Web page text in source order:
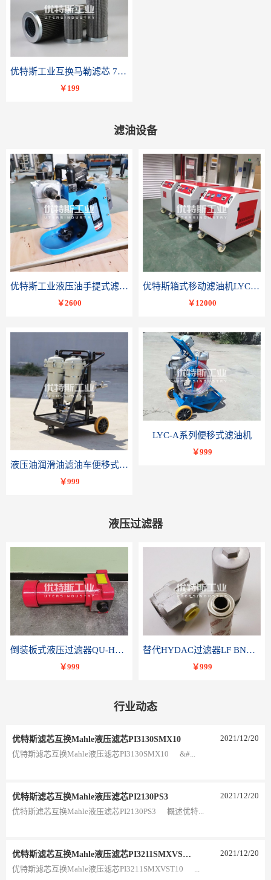
优特斯工业互换马勒滤芯 77681075PI8508 DRG 100
￥199
滤油设备
优特斯工业液压油手提式滤油机BLYJ系列液压油润滑油便携轻便小流量精密过滤
￥2600
优特斯箱式移动滤油机LYC-C系列变压器油润滑油滤油小车
￥12000
液压油润滑油滤油车便移式滤油机LYC-B系列-优特斯工业科技
￥999
LYC-A系列便移式滤油机
￥999
液压过滤器
倒装板式液压过滤器QU-H250x10BDP
￥999
替代HYDAC过滤器LF BNHC 110 I C20B 1.0-A2-B3
￥999
行业动态
优特斯滤芯互换Mahle液压滤芯PI3130SMX10 2021 /12/20
优特斯滤芯互换Mahle液压滤芯PI3130SMX10 &#...
优特斯滤芯互换Mahle液压滤芯PI2130PS3 2021 /12/20
优特斯滤芯互换Mahle液压滤芯PI2130PS3 概述优特...
优特斯滤芯互换Mahle液压滤芯PI3211SMXVST10 2021 /12/20
优特斯滤芯互换Mahle液压滤芯PI3211SMXVST10 ...